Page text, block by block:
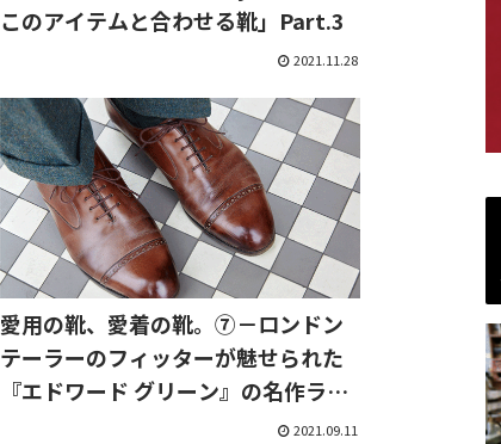
このアイテムと合わせる靴」Part.3
2021.11.28
愛用の靴、愛着の靴。⑦－ロンドン
テーラーのフィッターが魅せられた
『エドワード グリーン』の名作ラス
2021.09.11